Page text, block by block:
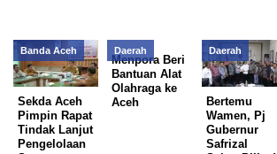
Banda Aceh
Sekda Aceh
Pimpin Rapat
Tindak Lanjut
Pengelolaan
Daerah
Menpora Beri
Bantuan Alat
Olahraga ke
Aceh
Daerah
Bertemu
Wamen, Pj
Gubernur
Safrizal